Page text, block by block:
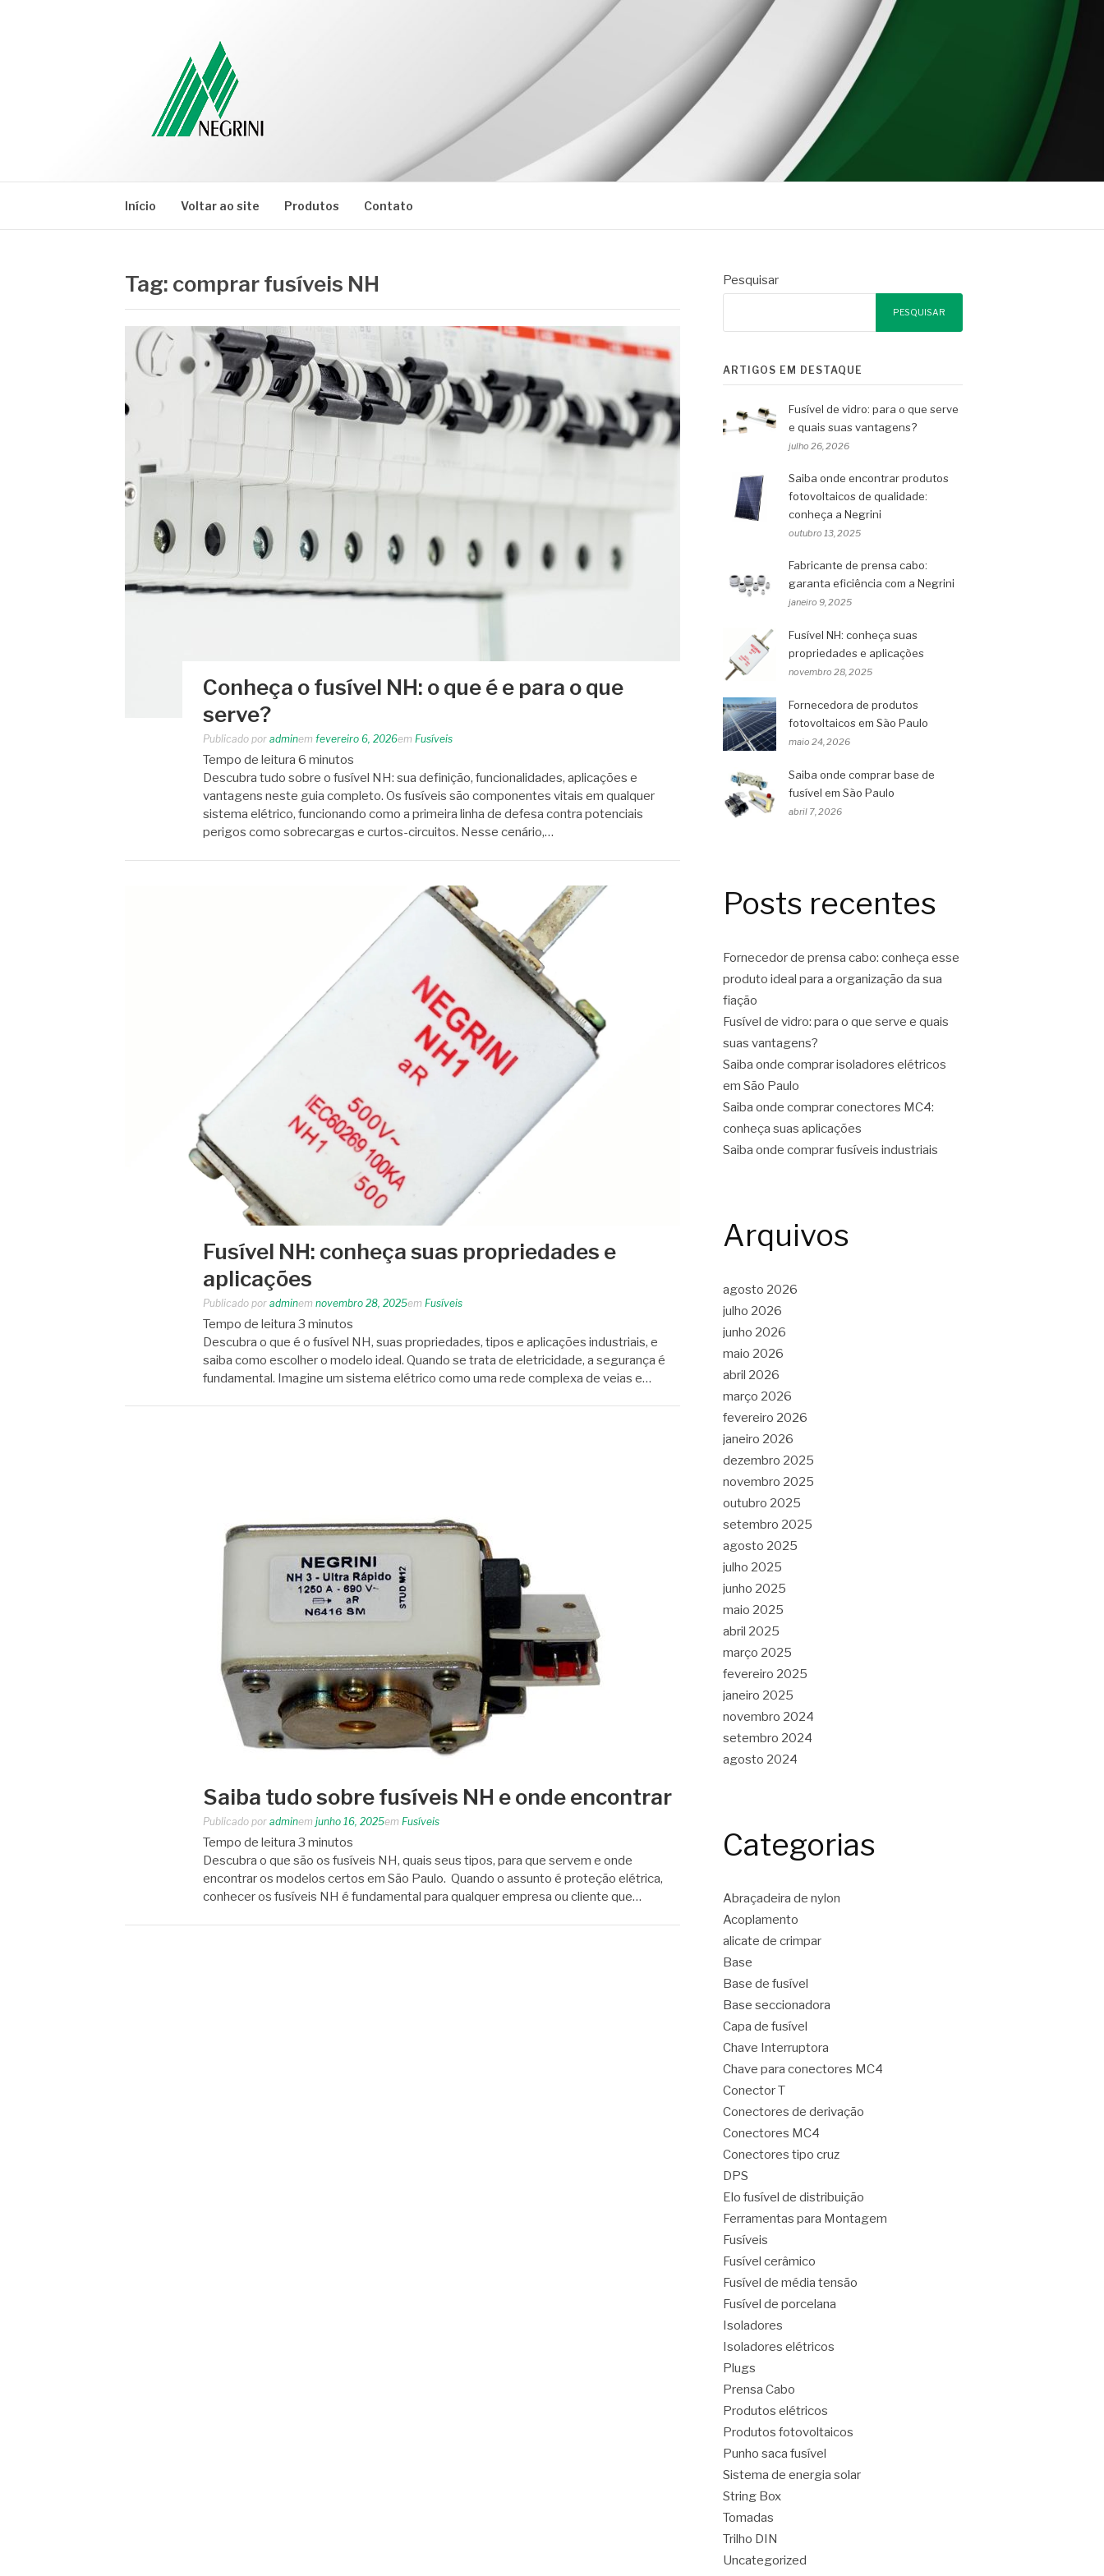
Início Voltar ao site Produtos Contato
Tag: comprar fusíveis NH
Conheça o fusível NH: o que é e para o que
serve?
Publicado por adminem fevereiro 6, 2026em Fusíveis
Tempo de leitura 6 minutos
Descubra tudo sobre o fusível NH: sua definição, funcionalidades, aplicações e
vantagens neste guia completo. Os fusíveis são componentes vitais em qualquer
sistema elétrico, funcionando como a primeira linha de defesa contra potenciais
perigos como sobrecargas e curtos-circuitos. Nesse cenário,…
Fusível NH: conheça suas propriedades e
aplicações
Publicado por adminem novembro 28, 2025em Fusíveis
Tempo de leitura 3 minutos
Descubra o que é o fusível NH, suas propriedades, tipos e aplicações industriais, e
saiba como escolher o modelo ideal. Quando se trata de eletricidade, a segurança é
fundamental. Imagine um sistema elétrico como uma rede complexa de veias e…
Saiba tudo sobre fusíveis NH e onde encontrar
Publicado por adminem junho 16, 2025em Fusíveis
Tempo de leitura 3 minutos
Descubra o que são os fusíveis NH, quais seus tipos, para que servem e onde
encontrar os modelos certos em São Paulo. Quando o assunto é proteção elétrica,
conhecer os fusíveis NH é fundamental para qualquer empresa ou cliente que…
Pesquisar
PESQUISAR
ARTIGOS EM DESTAQUE
Fusível de vidro: para o que serve
e quais suas vantagens?
julho 26, 2026
Saiba onde encontrar produtos
fotovoltaicos de qualidade:
conheça a Negrini
outubro 13, 2025
Fabricante de prensa cabo:
garanta eficiência com a Negrini
janeiro 9, 2025
Fusível NH: conheça suas
propriedades e aplicações
novembro 28, 2025
Fornecedora de produtos
fotovoltaicos em São Paulo
maio 24, 2026
Saiba onde comprar base de
fusível em São Paulo
abril 7, 2026
Posts recentes
Fornecedor de prensa cabo: conheça esse
produto ideal para a organização da sua
fiação
Fusível de vidro: para o que serve e quais
suas vantagens?
Saiba onde comprar isoladores elétricos
em São Paulo
Saiba onde comprar conectores MC4:
conheça suas aplicações
Saiba onde comprar fusíveis industriais
Arquivos
agosto 2026
julho 2026
junho 2026
maio 2026
abril 2026
março 2026
fevereiro 2026
janeiro 2026
dezembro 2025
novembro 2025
outubro 2025
setembro 2025
agosto 2025
julho 2025
junho 2025
maio 2025
abril 2025
março 2025
fevereiro 2025
janeiro 2025
novembro 2024
setembro 2024
agosto 2024
Categorias
Abraçadeira de nylon
Acoplamento
alicate de crimpar
Base
Base de fusível
Base seccionadora
Capa de fusível
Chave Interruptora
Chave para conectores MC4
Conector T
Conectores de derivação
Conectores MC4
Conectores tipo cruz
DPS
Elo fusível de distribuição
Ferramentas para Montagem
Fusíveis
Fusível cerâmico
Fusível de média tensão
Fusível de porcelana
Isoladores
Isoladores elétricos
Plugs
Prensa Cabo
Produtos elétricos
Produtos fotovoltaicos
Punho saca fusível
Sistema de energia solar
String Box
Tomadas
Trilho DIN
Uncategorized